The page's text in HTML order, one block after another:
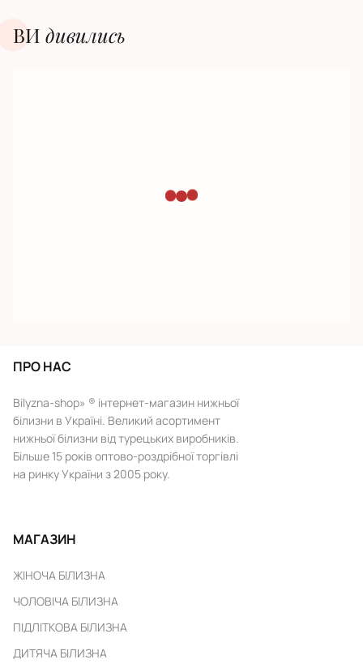
ВИ дивилиcь
ПРО НАС
Bilyzna-shop» ® інтернет-магазин нижньої
білизни в Україні. Великий асортимент
нижньої білизни від турецьких виробників.
Більше 15 років оптово-роздрібної торгівлі
на ринку України з 2005 року.
МАГАЗИН
ЖІНОЧА БІЛИЗНА
ЧОЛОВІЧА БІЛИЗНА
ПІДЛІТКОВА БІЛИЗНА
ДИТЯЧА БІЛИЗНА